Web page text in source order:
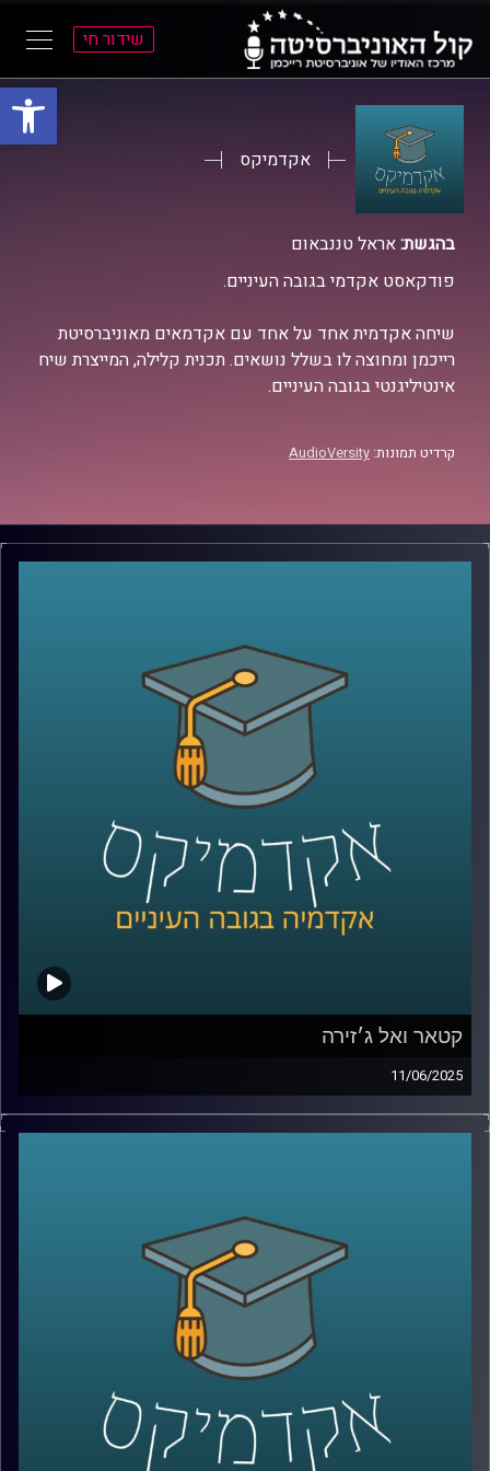
פתח
שידור חי
אקדמיקס
בהגשת:אראל טננבאום
פודקאסט אקדמי בגובה העיניים.
שיחה אקדמית אחד על אחד עם אקדמאים מאוניברסיטת
רייכמן ומחוצה לו בשלל נושאים. תכנית קלילה, המייצרת שיח
אינטיליגנטי בגובה העיניים.
קרדיט תמונות: AudioVersity
קטאר ואל ג׳זירה
11/06/2025
מי מאיתנו לא שמע על קטאר? מדינה קטנה, פחות מחצי
מגודלה של ישראל אבל עם נוכחות גלובלית שאי אפשר
דולר במונדיאל שנערך על אדמתה, רכשה קבוצות כדורגל כמו
פריז סן ז’רמן, חתמה על חוזי נשק בעשרות מיליארדים ולפי
פרסומים, גם טיפחה קשרים אסטרטגיים עם מנהיגים
באפריקה, באירופה ובמזרח התיכון.
אבל הכסף הוא לא המטרה. הוא הכלי. המטרה האמיתית היא
עוצמה: תדמית, גישה והשפעה על דעת קהל עולמית.
ובמרכז האסטרטגיה הזו עומד גוף תקשורת אחד אל-ג'זירה.
ערוץ חדשות שצמח מקטאר, הפך לאחד המשפיעים בעולם,